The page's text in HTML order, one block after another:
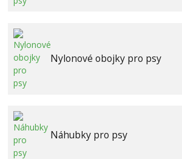
Nylonové obojky pro psy
Náhubky pro psy